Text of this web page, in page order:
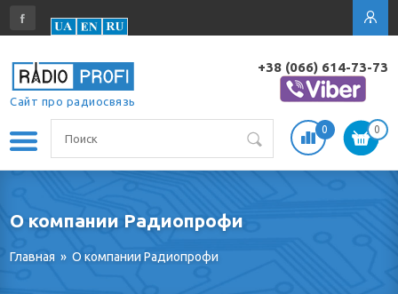
Сайт про радиосвязь
+38 (066) 614-73-73
0 0
О компании Радиопрофи
Главная » О компании Радиопрофи